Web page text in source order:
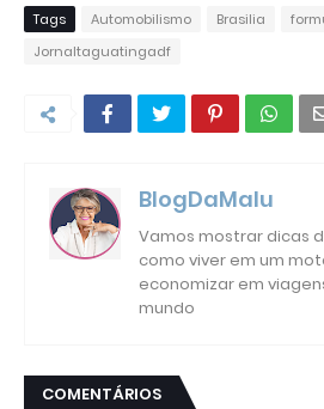
Tags Automobilismo Brasilia
Jornaltaguatingadf
BlogDaMalu
Vamos mostrar dicas
como viver em um
economizar em
mundo
COMENTÁRIOS